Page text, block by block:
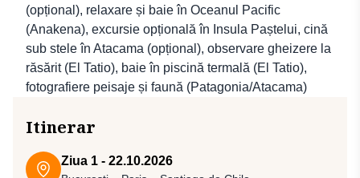
(opțional), relaxare și baie în Oceanul Pacific
(Anakena), excursie opțională în Insula Paștelui, cină
sub stele în Atacama (opțional), observare gheizere la
răsărit (El Tatio), baie în piscină termală (El Tatio),
fotografiere peisaje și faună (Patagonia/Atacama)
Itinerar
Ziua 1 - 22.10.2026